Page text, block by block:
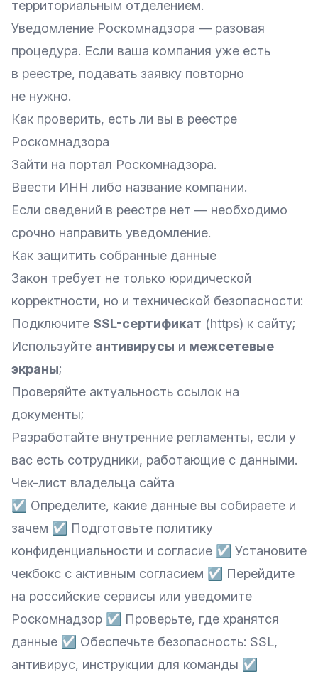
территориальным отделением.
Уведомление Роскомнадзора — разовая
процедура. Если ваша компания уже есть
в реестре, подавать заявку повторно
не нужно.
Как проверить, есть ли вы в реестре
Роскомнадзора
Зайти на портал Роскомнадзора.
Ввести ИНН либо название компании.
Если сведений в реестре нет — необходимо
срочно направить уведомление.
Как защитить собранные данные
Закон требует не только юридической
корректности, но и технической безопасности:
Подключите SSL-сертификат (https) к сайту;
Используйте антивирусы и межсетевые
экраны;
Проверяйте актуальность ссылок на
документы;
Разработайте внутренние регламенты, если у
вас есть сотрудники, работающие с данными.
Чек-лист владельца сайта
☑ Определите, какие данные вы собираете и
зачем ☑ Подготовьте политику
конфиденциальности и согласие ☑ Установите
чекбокс с активным согласием ☑ Перейдите
на российские сервисы или уведомите
Роскомнадзор ☑ Проверьте, где хранятся
данные ☑ Обеспечьте безопасность: SSL,
антивирус, инструкции для команды ☑